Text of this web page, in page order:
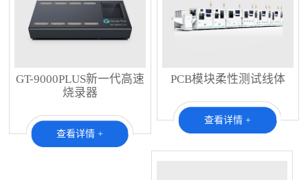
GT-9000PLUS新一代高速
烧录器
查看详情 +
PCB模块柔性测试线体
查看详情 +